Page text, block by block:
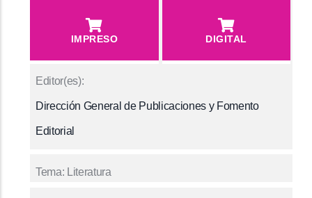
IMPRESO DIGITAL
Editor(es)
Dirección General de Publicaciones y Fomento
Editorial
Tema Literatura